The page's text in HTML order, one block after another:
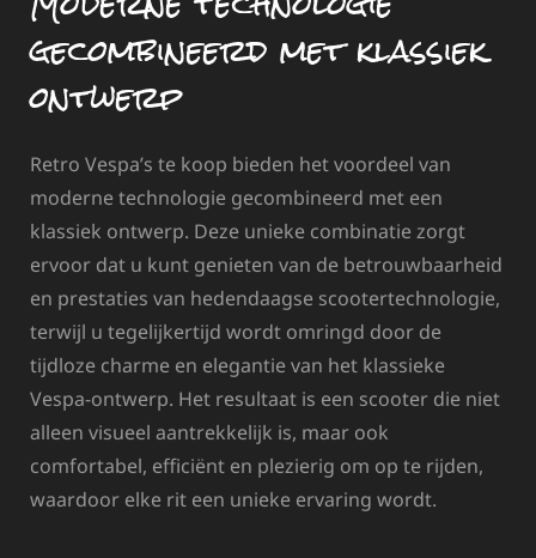
gecombineerd met klassiek
ontwerp
Retro Vespa’s te koop bieden het voordeel van
moderne technologie gecombineerd met een
klassiek ontwerp. Deze unieke combinatie zorgt
ervoor dat u kunt genieten van de betrouwbaarheid
en prestaties van hedendaagse scootertechnologie,
terwijl u tegelijkertijd wordt omringd door de
tijdloze charme en elegantie van het klassieke
Vespa-ontwerp. Het resultaat is een scooter die niet
alleen visueel aantrekkelijk is, maar ook
comfortabel, efficiënt en plezierig om op te rijden,
waardoor elke rit een unieke ervaring wordt.